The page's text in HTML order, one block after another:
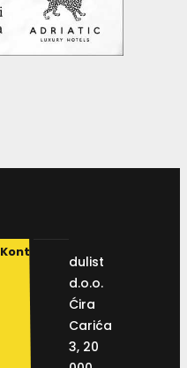
Kontakt
dulist
d.o.o.
Ćira
Carića
3, 20